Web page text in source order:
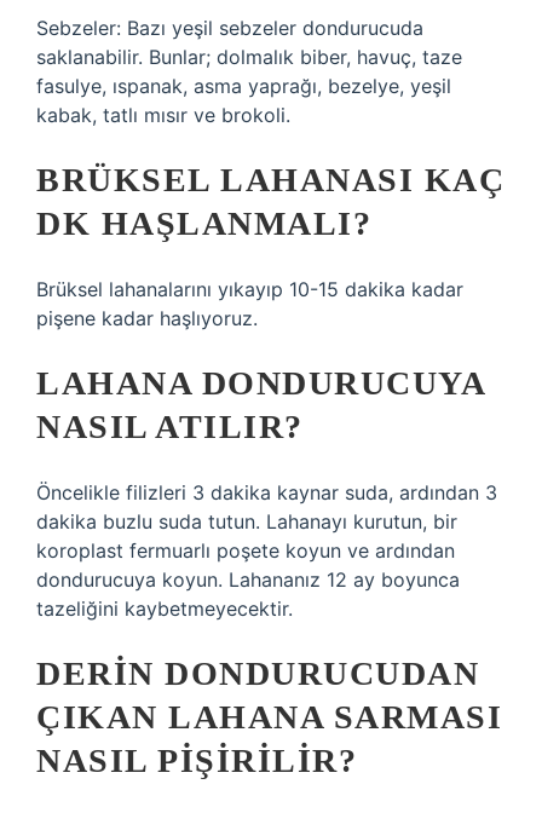
Sebzeler: Bazı yeşil sebzeler dondurucuda
saklanabilir. Bunlar; dolmalık biber, havuç, taze
fasulye, ıspanak, asma yaprağı, bezelye, yeşil
kabak, tatlı mısır ve brokoli.
BRÜKSEL LAHANASI KAÇ
DK HAŞLANMALI?
Brüksel lahanalarını yıkayıp 10-15 dakika kadar
pişene kadar haşlıyoruz.
LAHANA DONDURUCUYA
NASIL ATILIR?
Öncelikle filizleri 3 dakika kaynar suda, ardından 3
dakika buzlu suda tutun. Lahanayı kurutun, bir
koroplast fermuarlı poşete koyun ve ardından
dondurucuya koyun. Lahananız 12 ay boyunca
tazeliğini kaybetmeyecektir.
DERIN DONDURUCUDAN
ÇIKAN LAHANA SARMASI
NASIL PIŞIRILIR?